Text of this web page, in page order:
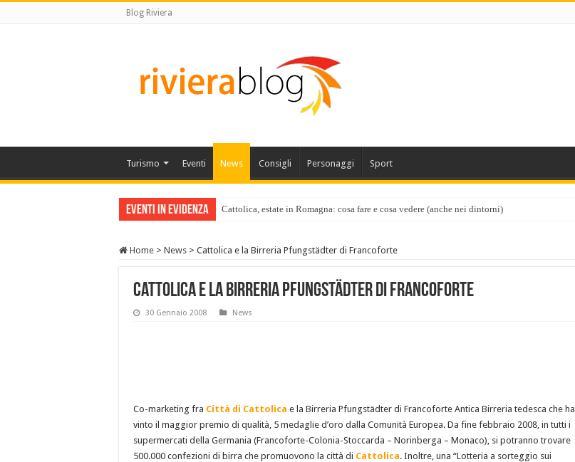
Blog Riviera
Turismo Eventi News Consigli Personaggi Sport
Eventi in Evidenza Cattolica, estate in Romagna: cosa fare e cosa vedere (anche nei dintorni)
Home > News > Cattolica e la Birreria Pfungstädter di Francoforte
Cattolica e la Birreria Pfungstädter di Francoforte
30 Gennaio 2008 News
Co-marketing fra Città di Cattolica e la Birreria Pfungstädter di Francoforte Antica Birreria tedesca che ha
vinto il maggior premio di qualità, 5 medaglie d’oro dalla Comunità Europea. Da fine febbraio 2008, in tutti i
supermercati della Germania (Francoforte-Colonia-Stoccarda – Norinberga – Monaco), si potranno trovare
500.000 confezioni di birra che promuovono la città di Cattolica. Inoltre, una “Lotteria a sorteggio sui